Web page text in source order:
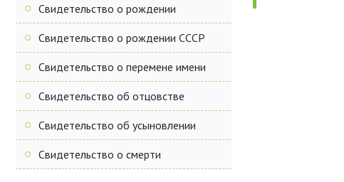
Свидетельство о рождении
Свидетельство о рождении СССР
Свидетельство о перемене имени
Свидетельство об отцовстве
Свидетельство об усыновлении
Свидетельство о смерти